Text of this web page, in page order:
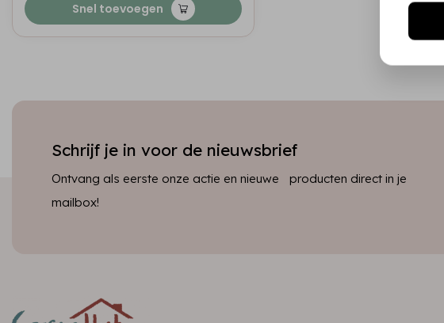
Snel toevoegen
Schrijf je in voor de nieuwsbrief
Ontvang als eerste onze actie en nieuwe producten direct in je
mailbox!